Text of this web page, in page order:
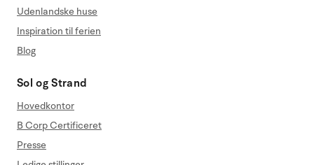
Udenlandske huse
Inspiration til ferien
Blog
Sol og Strand
Hovedkontor
B Corp Certificeret
Presse